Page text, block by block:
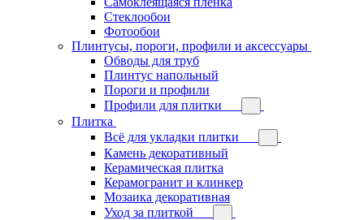
Стеклообои
Фотообои
Плинтусы, пороги, профили и аксессуары
Обводы для труб
Плинтус напольный
Пороги и профили
Профили для плитки
Плитка
Всё для укладки плитки
Камень декоративный
Керамическая плитка
Керамогранит и клинкер
Мозаика декоративная
Уход за плиткой